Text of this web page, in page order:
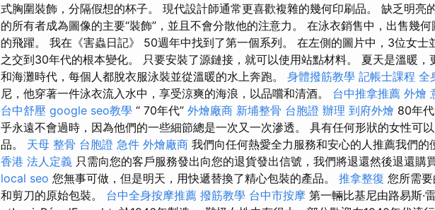
式胸圍裝飾，分隔假想的杯子。 現代設計師通常更喜歡複雜的幾何印刷品。 缺乏明亮
的所有者成為圖像的主要“裝飾”，並且不會分散他的注意力。 在泳衣銷售中，出售幾
的飛躍。 我在《害蟲日記》 50週年中找到了第一個系列。 在左側的圖片中，3位女士
之交到30年代的根本變化。 只要安裝了源鏈接，就可以使用站點材料。 夏天是溫暖，
和海灘時代，每個人都脫衣服泳裝並從溫暖的水上奔跑。 身體撥筋教學 記帳士課程 全
尼，他穿著一件泳衣流入水中，享受涼爽的海浪，以品嚐和清酒。 台中推拿推薦 外燴
台中舒壓 google seo教學 “ 70年代” 外燴廠商 新埔整骨 台胞證 辦理 到府外燴 80年
乎永遠不會過時，因為他們的一些細節總是一次又一次滲透。 具有任何形狀的女性可
品。 天母 整骨 台胞證 急件 外燴廠商 我們向任何熱愛全力服務和安心的人推薦我們的
香港 法人定義 只需向您的客戶服務發出向您的退貨發出信號，我們將退還然後退還購
local seo 您無事可做，但是明天，用快遞替換了精心包裝的產品。 推拿整復 您所需
和剪刀的原始包裝。 台中全身按摩推薦 撥筋教學 台中市按摩 第一輛比基尼由路易斯·